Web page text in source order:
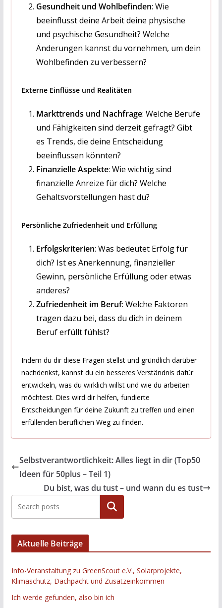
Gesundheit und Wohlbefinden: Wie
beeinflusst deine Arbeit deine physische
und psychische Gesundheit? Welche
Änderungen kannst du vornehmen, um dein
Wohlbefinden zu verbessern?
Externe Einflüsse und Realitäten
Markttrends und Nachfrage: Welche Berufe
und Fähigkeiten sind derzeit gefragt? Gibt
es Trends, die deine Entscheidung
beeinflussen könnten?
Finanzielle Aspekte: Wie wichtig sind
finanzielle Anreize für dich? Welche
Gehaltsvorstellungen hast du?
Persönliche Zufriedenheit und Erfüllung
Erfolgskriterien: Was bedeutet Erfolg für
dich? Ist es Anerkennung, finanzieller
Gewinn, persönliche Erfüllung oder etwas
anderes?
Zufriedenheit im Beruf: Welche Faktoren
tragen dazu bei, dass du dich in deinem
Beruf erfüllt fühlst?
Indem du dir diese Fragen stellst und gründlich darüber
nachdenkst, kannst du ein besseres Verständnis dafür
entwickeln, was du wirklich willst und wie du arbeiten
möchtest. Dies wird dir helfen, fundierte
Entscheidungen für deine Zukunft zu treffen und einen
erfüllenden beruflichen Weg zu finden.
Selbstverantwortlichkeit: Alles liegt in dir (Top50
Ideen für 50plus – Teil 1)
Du bist, was du tust – und wann du es tust
Suchen
Aktuelle Beiträge
Info-Veranstaltung zu GreenScout e.V., Solarprojekte,
Klimaschutz, Dachpacht und Zusatzeinkommen
Ich werde gefunden, also bin ich